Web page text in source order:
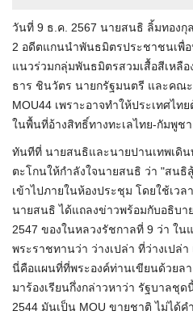
วันที่ 9 ธ.ค. 2567 นายสนธิ ลิ้มทอง
2 อดีตแกนนำพันธมิตรประชาชนเพื่
แนวร่วมกลุ่มพันธมิตร​สวมเสื้อสีเหลื
ธาร ชินวัตร นายกรัฐมนตรี และคณะ
MOU44 เพราะอาจทำให้ประเทศไ
ในพื้นที่อ้างสิทธิ์ทางทะเลไทย-กัมพูชา
ทันทีที่ นายสนธิและนายปานเทพเดิ
ตะโกนให้กำลังใจนายสนธิ ว่า "สนธิ
เข้าไปภายในห้องประชุม โดยใช้เว
นายสนธิ​ ได้แถลงข่าวพร้อมกับอธิบ
2547 ของในหลวงรัชกาลที่​ 9 ว่า​ ใ
พระราชทาน​ว่า​ ว่างเปล่า ที่ว่างเปล่
นี่คือแผนที่ที่พระองค์ท่านเขียนด้วยล
มาร้องเรียนกึ่งกล่าวหา​ว่า รัฐบาลชุด
2544 มันเป็น​ MOU ​ขายชาติ ไม่ได้ค